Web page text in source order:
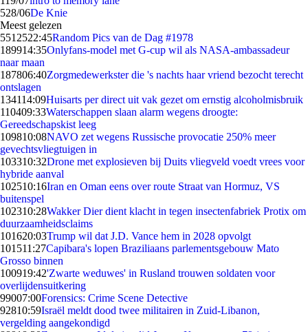
528/06De Knie
Meest gelezen
5512522:45Random Pics van de Dag #1978
189914:35Onlyfans-model met G-cup wil als NASA-ambassadeur
naar maan
187806:40Zorgmedewerkster die 's nachts haar vriend bezocht terecht
ontslagen
134114:09Huisarts per direct uit vak gezet om ernstig alcoholmisbruik
110409:33Waterschappen slaan alarm wegens droogte:
Gereedschapskist leeg
109810:08NAVO zet wegens Russische provocatie 250% meer
gevechtsvliegtuigen in
103310:32Drone met explosieven bij Duits vliegveld voedt vrees voor
hybride aanval
102510:16Iran en Oman eens over route Straat van Hormuz, VS
buitenspel
102310:28Wakker Dier dient klacht in tegen insectenfabriek Protix om
duurzaamheidsclaims
101620:03Trump wil dat J.D. Vance hem in 2028 opvolgt
101511:27Capibara's lopen Braziliaans parlementsgebouw Mato
Grosso binnen
100919:42'Zwarte weduwes' in Rusland trouwen soldaten voor
overlijdensuitkering
99007:00Forensics: Crime Scene Detective
92810:59Israël meldt dood twee militairen in Zuid-Libanon,
vergelding aangekondigd